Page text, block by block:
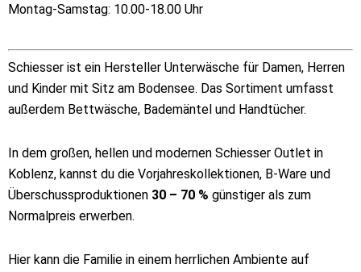
Montag-Samstag: 10.00-18.00 Uhr
Schiesser ist ein Hersteller Unterwäsche für Damen, Herren
und Kinder mit Sitz am Bodensee. Das Sortiment umfasst
außerdem Bettwäsche, Bademäntel und Handtücher.
In dem großen, hellen und modernen Schiesser Outlet in
Koblenz, kannst du die Vorjahreskollektionen, B-Ware und
Überschussproduktionen 30 – 70 % günstiger als zum
Normalpreis erwerben.
Hier kann die Familie in einem herrlichen Ambiente auf